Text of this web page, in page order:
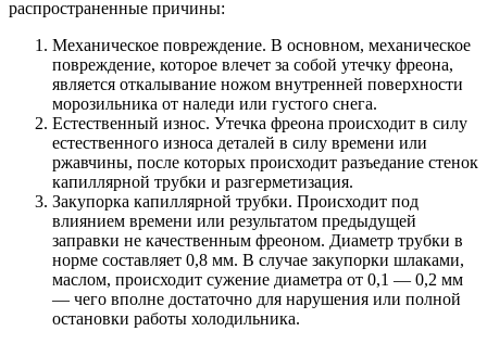
распространенные причины:
Механическое повреждение. В основном, механическое
повреждение, которое влечет за собой утечку фреона,
является откалывание ножом внутренней поверхности
морозильника от наледи или густого снега.
Естественный износ. Утечка фреона происходит в силу
естественного износа деталей в силу времени или
ржавчины, после которых происходит разъедание стенок
капиллярной трубки и разгерметизация.
Закупорка капиллярной трубки. Происходит под
влиянием времени или результатом предыдущей
заправки не качественным фреоном. Диаметр трубки в
норме составляет 0,8 мм. В случае закупорки шлаками,
маслом, происходит сужение диаметра от 0,1 — 0,2 мм
— чего вполне достаточно для нарушения или полной
остановки работы холодильника.